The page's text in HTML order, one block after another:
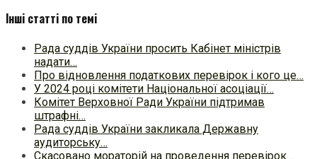
Інші статті по темі
Рада суддів України просить Кабінет міністрів
надати…
Про відновлення податкових перевірок і кого це…
У 2024 році комітети Національної асоціації…
Комітет Верховної Ради України підтримав
штрафні…
Рада суддів України закликала Державну
аудиторську…
Скасовано мораторій на проведення перевірок…